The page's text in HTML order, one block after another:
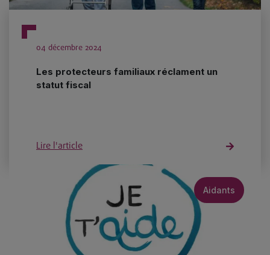
04 décembre 2024
Les protecteurs familiaux réclament un
statut fiscal
Lire l'article
Aidants